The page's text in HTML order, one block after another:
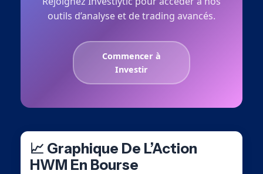
outils d’analyse et de trading avancés.
Commencer à
Investir
📈 Graphique De L’Action
HWM En Bourse